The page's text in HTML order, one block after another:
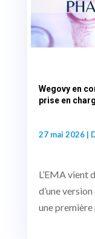
Wegovy en
prise en
27 mai 2026|
L’EMA vient
d’une
une